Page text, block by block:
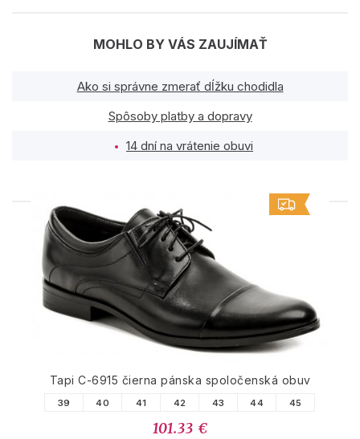
MOHLO BY VÁS ZAUJÍMAŤ
Ako si správne zmerať dĺžku chodidla
Spôsoby platby a dopravy
14 dní na vrátenie obuvi
PODOBNÉ PRODUKTY
Tapi C-6915 čierna pánska spoločenská obuv
39 40 41 42 43 44 45
101.33 €